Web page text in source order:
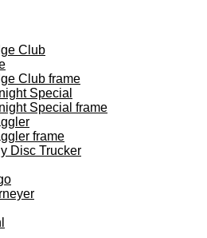
Club
Club frame
Special
Special frame
frame
Disc Trucker